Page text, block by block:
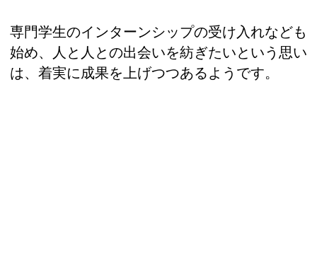
専門学生のインターンシップの受け入れなども
始め、人と人との出会いを紡ぎたいという思い
は、着実に成果を上げつつあるようです。